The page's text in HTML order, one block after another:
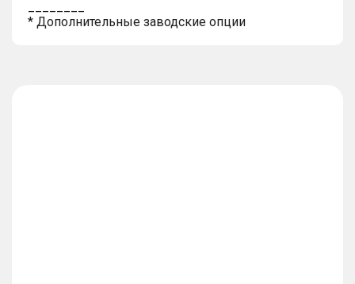
* Дополнительные заводские опции